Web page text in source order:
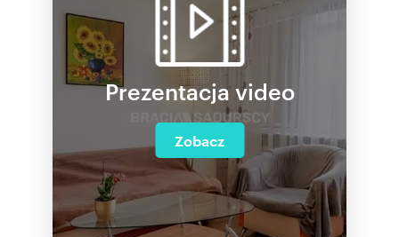
Prezentacja video
Zobacz